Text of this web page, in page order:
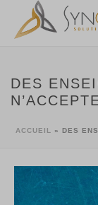
DES
ACCUEIL » DES